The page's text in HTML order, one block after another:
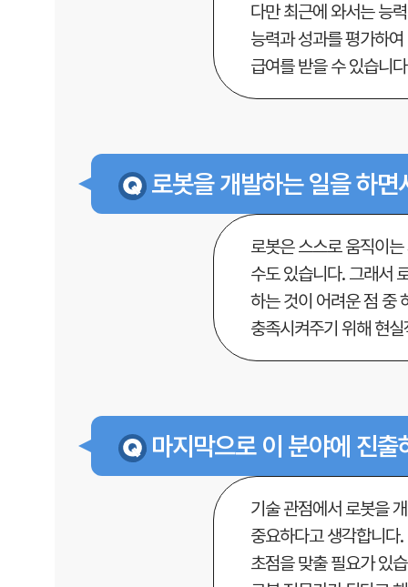
다만 최근에 와서는 능
능력과 성과를 평가하
급여를 받을 수 있습니
로봇을 개발하는 일을 하
로봇은 스스로 움직이
수도 있습니다. 그래서
하는 것이 어려운 점 중
충족시켜주기 위해 현
마지막으로 이 분야에 진
기술 관점에서 로봇을
중요하다고 생각합니다
초점을 맞출 필요가 있